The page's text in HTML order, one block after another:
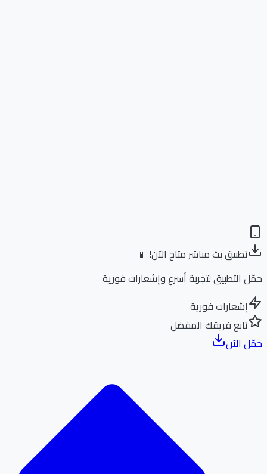
تطبيق بث مباشر متاح الآن! 📱
التطبيق لتجربة أسرع وإشعارات فورية
إشعارات فورية
تابع فريقك المفضل
الآن